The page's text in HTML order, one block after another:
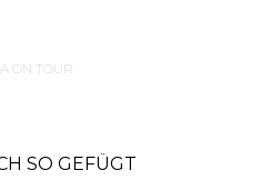
ON TOUR
SO GEFÜGT